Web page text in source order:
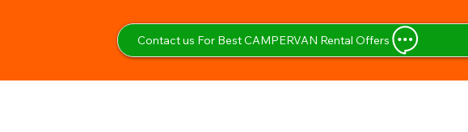
Contact us For Best CAMPERVAN Rental Offers